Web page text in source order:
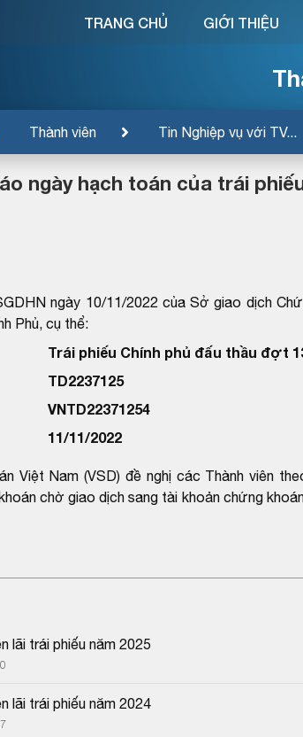
Thành viên Tin Nghiệp vụ với TV...
TRANG CHỦ GIỚI THIỆU
ngày hạch toán của trái
ngày 10/11/2022 của Sở giao dịch
Phủ, cụ thể:
Trái phiếu Chính phủ đấu thầu đợt
TD2237125
VNTD22371254
11/11/2022
Việt Nam (VSD) đề nghị các Thành viên
chờ giao dịch sang tài khoản chứng
lãi trái phiếu năm 2025
lãi trái phiếu năm 2024